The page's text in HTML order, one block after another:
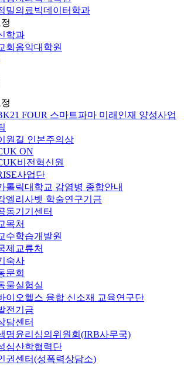
밀의료빅데이터학과
학과
회음악대학원
FOUR 스마트파마 미래인재 양성사업
원길 인본주의상
ON
비전혁신원
사업단
톨릭대학교 감염병 종합안내
엘리사벳 학술연구기금
동기기센터
목처
수학습개발원
제교류처
숙사
문회
물실험실
이오헬스 융합 신소재 교육연구단
전기금
담센터
명윤리심의위원회(IRB사무국)
심산학협력단
권센터(성폭력상담소)